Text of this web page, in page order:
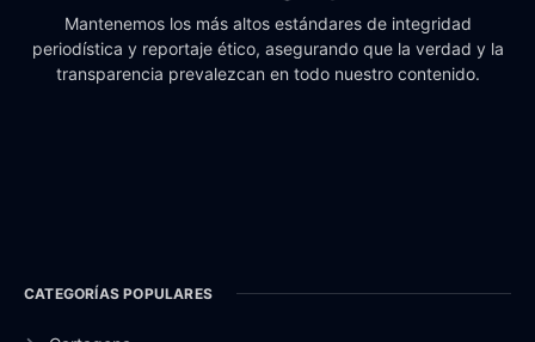
Mantenemos los más altos estándares de integridad
periodística y reportaje ético, asegurando que la verdad y la
transparencia prevalezcan en todo nuestro contenido.
CATEGORÍAS POPULARES